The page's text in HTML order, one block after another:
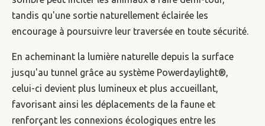
tandis qu'une sortie naturellement éclairée les
encourage à poursuivre leur traversée en toute sécurité.
En acheminant la lumière naturelle depuis la surface
jusqu'au tunnel grâce au système Powerdaylight®,
celui-ci devient plus lumineux et plus accueillant,
favorisant ainsi les déplacements de la faune et
renforçant les connexions écologiques entre les